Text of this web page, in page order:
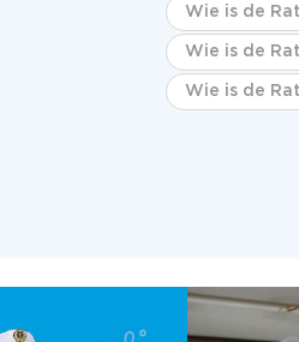
Wie is de
Wie is de
Wie is de